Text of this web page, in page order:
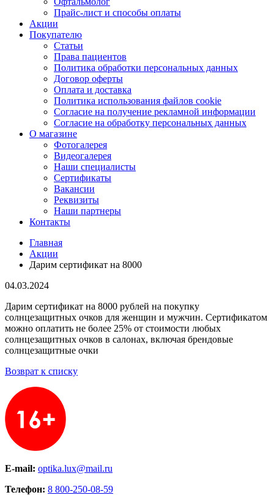
Прайс-лист и способы оплаты
Акции
Покупателю
Статьи
Права пациентов
Политика обработки персональных данных
Договор оферты
Оплата и доставка
Политика использования файлов cookie
Согласие на получение рекламной информации
Согласие на обработку персональных данных
О магазине
Фотогалерея
Видеогалерея
Наши специалисты
Сертификаты
Вакансии
Реквизиты
Наши партнеры
Контакты
Главная
Акции
Дарим сертификат на 8000
04.03.2024
Дарим сертификат на 8000 рублей на покупку
солнцезащитных очков для женщин и мужчин. Сертификатом
можно оплатить не более 25% от стоимости любых
солнцезащитных очков в салонах, включая брендовые
солнцезащитные очки
Возврат к списку
E-mail: optika.lux@mail.ru
Телефон: 8 800-250-08-59